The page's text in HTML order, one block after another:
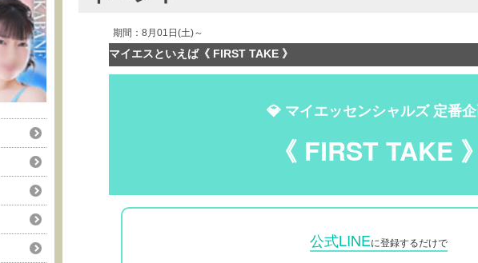
期間：8月01日(土)～
マイエスといえば《 FIRST TAKE 》
💎 マイエッセンシャルズ 定番
《 FIRST TAKE
公式LINEに登録するだけで